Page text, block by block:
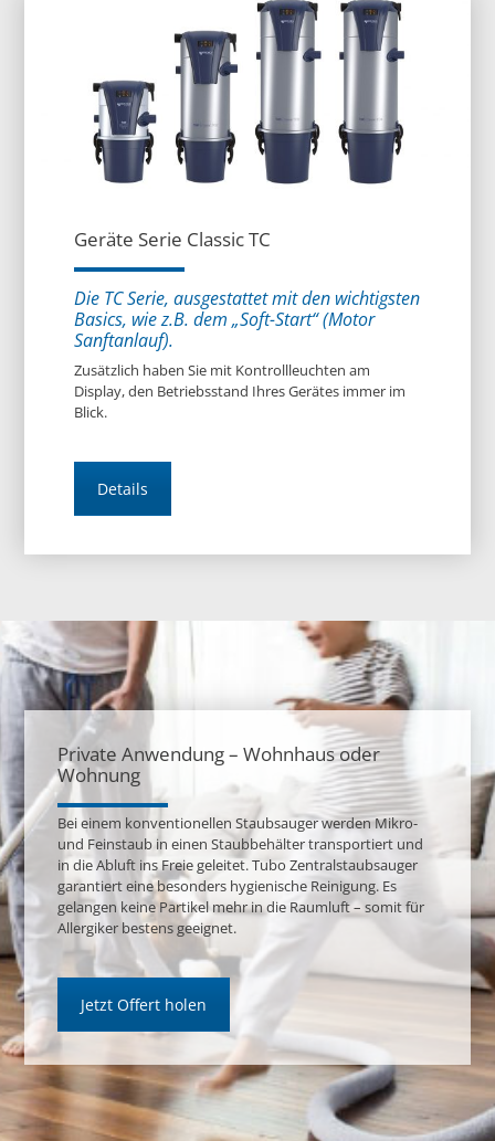
Geräte Serie Classic TC
Die TC Serie, ausgestattet mit den wichtigsten
Basics, wie z.B. dem „Soft-Start“ (Motor
Sanftanlauf).
Zusätzlich haben Sie mit Kontrollleuchten am
Display, den Betriebsstand Ihres Gerätes immer im
Blick.
Details
Private Anwendung – Wohnhaus oder
Wohnung
Bei einem konventionellen Staubsauger werden Mikro-
und Feinstaub in einen Staubbehälter transportiert und
in die Abluft ins Freie geleitet. Tubo Zentralstaubsauger
garantiert eine besonders hygienische Reinigung. Es
gelangen keine Partikel mehr in die Raumluft – somit für
Allergiker bestens geeignet.
Jetzt Offert holen